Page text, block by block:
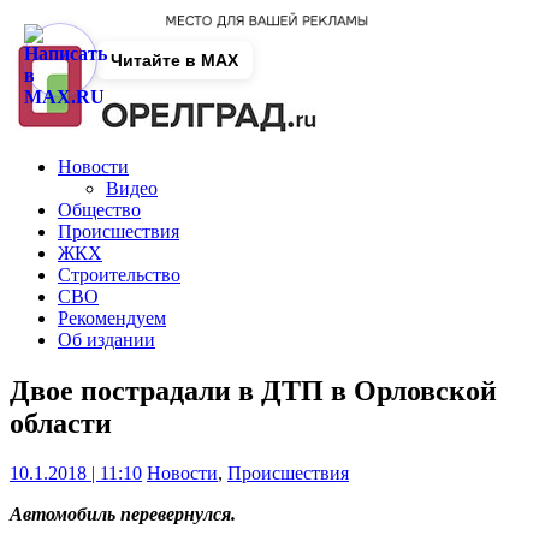
Новости
Видео
Общество
Происшествия
ЖКХ
Строительство
СВО
Рекомендуем
Об издании
Двое пострадали в ДТП в Орловской
области
10.1.2018 | 11:10 Новости, Происшествия
Автомобиль перевернулся.
Читайте в MAX